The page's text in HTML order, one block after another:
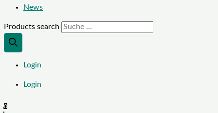
News
Products search
Login
Login
0